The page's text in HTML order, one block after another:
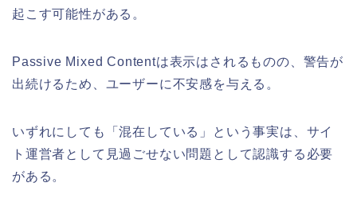
起こす可能性がある。
Passive Mixed Contentは表示はされるものの、警告が
出続けるため、ユーザーに不安感を与える。
いずれにしても「混在している」という事実は、サイ
ト運営者として見過ごせない問題として認識する必要
がある。